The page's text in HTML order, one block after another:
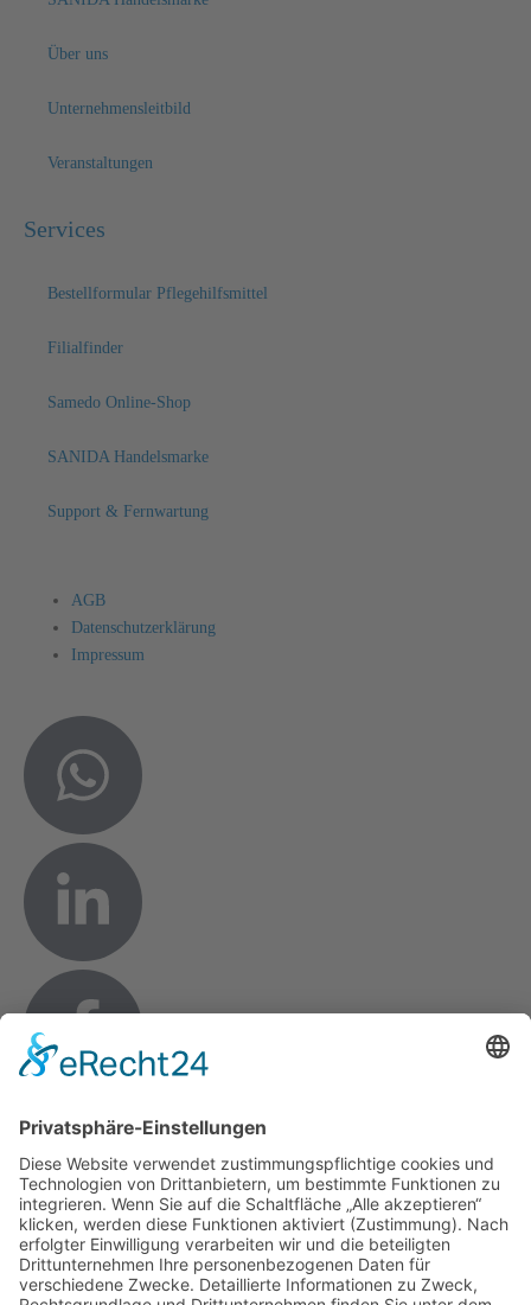
Über uns
Unternehmensleitbild
Veranstaltungen
Services
Bestellformular Pflegehilfsmittel
Filialfinder
Samedo Online-Shop
SANIDA Handelsmarke
Support & Fernwartung
AGB
Datenschutzerklärung
Impressum